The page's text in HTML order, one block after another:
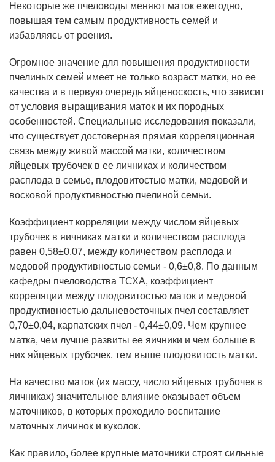
Некоторые же пчеловоды меняют маток ежегодно,
повышая тем самым продуктивность семей и
избавляясь от роения.
Огромное значение для повышения продуктивности
пчелиных семей имеет не только возраст матки, но ее
качества и в первую очередь яйценоскость, что зависит
от условия выращивания маток и их породных
особенностей. Специальные исследования показали,
что существует достоверная прямая корреляционная
связь между живой массой матки, количеством
яйцевых трубочек в ее яичниках и количеством
расплода в семье, плодовитостью матки, медовой и
восковой продуктивностью пчелиной семьи.
Коэффициент корреляции между числом яйцевых
трубочек в яичниках матки и количеством расплода
равен 0,58±0,07, между количеством расплода и
медовой продуктивностью семьи - 0,6±0,8. По данным
кафедры пчеловодства ТСХА, коэффициент
корреляции между плодовитостью маток и медовой
продуктивностью дальневосточных пчел составляет
0,70±0,04, карпатских пчел - 0,44±0,09. Чем крупнее
матка, чем лучше развиты ее яичники и чем больше в
них яйцевых трубочек, тем выше плодовитость матки.
На качество маток (их массу, число яйцевых трубочек в
яичниках) значительное влияние оказывает объем
маточников, в которых проходило воспитание
маточных личинок и куколок.
Как правило, более крупные маточники строят сильные